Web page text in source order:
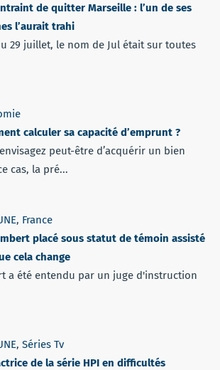
de quitter Marseille : l’un de ses
l’aurait trahi
29 juillet, le nom de Jul était sur toutes
calculer sa capacité d’emprunt ?
peut-être d’acquérir un bien
cas, la pré...
, France
placé sous statut de témoin assisté
cela change
a été entendu par un juge d'instruction
, Séries Tv
de la série HPI en difficultés